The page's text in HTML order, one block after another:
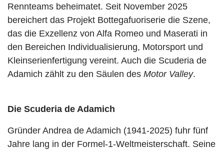
Rennteams beheimatet. Seit November 2025
bereichert das Projekt Bottegafuoriserie die Szene,
das die Exzellenz von Alfa Romeo und Maserati in
den Bereichen Individualisierung, Motorsport und
Kleinserienfertigung vereint. Auch die Scuderia de
Adamich zählt zu den Säulen des Motor Valley.
Die Scuderia de Adamich
Gründer Andrea de Adamich (1941-2025) fuhr fünf
Jahre lang in der Formel-1-Weltmeisterschaft. Seine